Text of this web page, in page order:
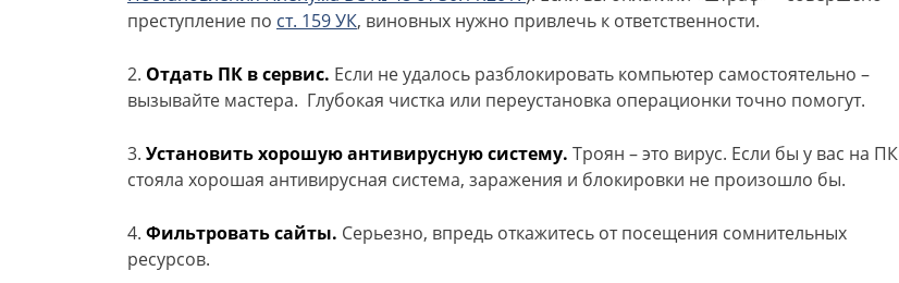
преступление по ст. 159 УК, виновных нужно привлечь к ответственности.
2. Отдать ПК в сервис. Если не удалось разблокировать компьютер самостоятельно –
вызывайте мастера. Глубокая чистка или переустановка операционки точно помогут.
3. Установить хорошую антивирусную систему. Троян – это вирус. Если бы у вас на ПК
стояла хорошая антивирусная система, заражения и блокировки не произошло бы.
4. Фильтровать сайты. Серьезно, впредь откажитесь от посещения сомнительных
ресурсов.